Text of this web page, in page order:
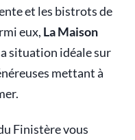
et les bistrots de
eux, La Maison
situation idéale sur
mettant à
Finistère vous